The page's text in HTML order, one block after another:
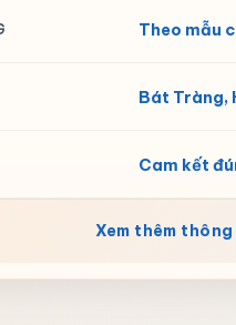
Theo mẫu
Bát Tràng,
Cam kết
Xem thêm thông